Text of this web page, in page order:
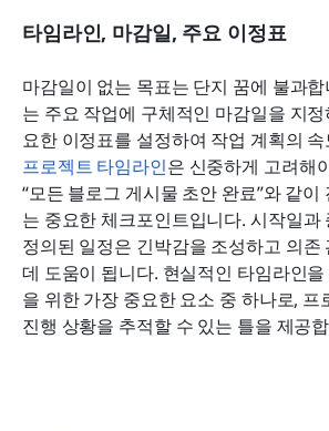
타임라인, 마감일, 주요 이정표
마감일이 없는 목표는 단지 꿈에 불과
는 주요 작업에 구체적인 마감일을 지
프로젝트 타임라인은 신중하게 고려해
“모든 블로그 게시물 초안 완료”와 같
는 중요한 체크포인트입니다. 시작일과
정의된 일정은 긴박감을 조성하고 의존
데 도움이 됩니다. 현실적인 타임라인
을 위한 가장 중요한 요소 중 하나로, 프
진행 상황을 추적할 수 있는 틀을 제공